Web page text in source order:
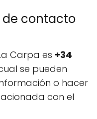
de contacto
Carpa es +34
se pueden
o hacer
con el